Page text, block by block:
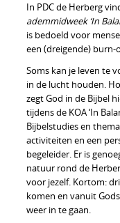
In PDC de Herberg
ademmidweek ‘In
is bedoeld voor
een (dreigende) burn-
Soms kan je leven te
in de lucht houden.
zegt God in de Bijbel
tijdens de KOA ‘In
Bijbelstudies en
activiteiten en een
begeleider. Er is
natuur rond de
voor jezelf. Kortom:
komen en vanuit
weer in te gaan.